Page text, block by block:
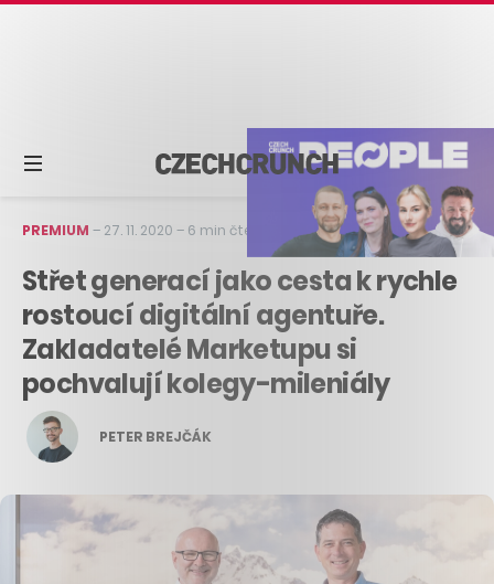
PREMIUM – 27. 11. 2020 – 6 min čtení
Střet generací jako cesta k rychle
rostoucí digitální agentuře.
Zakladatelé Marketupu si
pochvalují kolegy-mileniály
PETER BREJČÁK